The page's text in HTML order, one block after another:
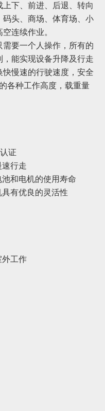
下、前进、后退、转向
头、商场、体育场、小
连续作业。
要一个人操作，所有的
能实现设备升降及行走
慢速的行驶速度，安全
各种工作高度，载重量
证
行走
和电机的使用寿命
有优良的灵活性
外工作